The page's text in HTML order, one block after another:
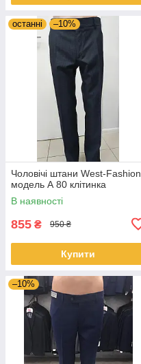
останні –10%
Чоловічі штани West-Fashion
модель А 80 клітинка
В наявності
855 ₴ 950 ₴
Купити
–10%